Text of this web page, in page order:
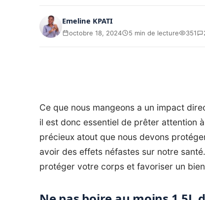
Emeline KPATI
octobre 18, 2024 5 min de lecture 351
Ce que nous mangeons a un impact
il est donc essentiel de prêter attention
précieux atout que nous devons
avoir des effets néfastes sur notre
protéger votre corps et favoriser un